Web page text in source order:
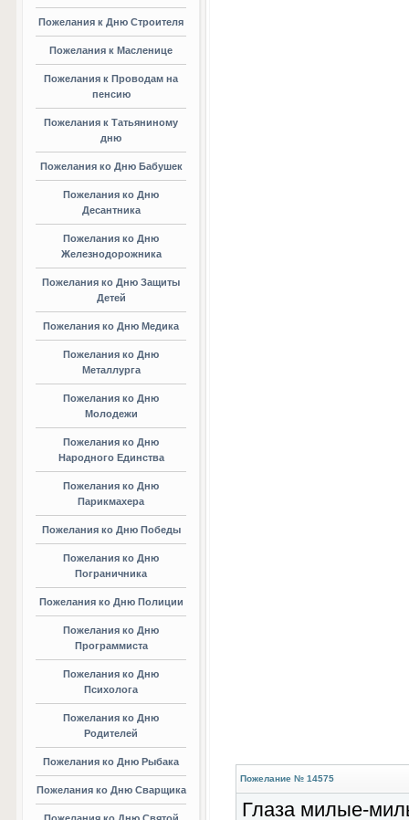
Пожелания к Дню Строителя
Пожелания к Масленице
Пожелания к Проводам на
пенсию
Пожелания к Татьяниному
дню
Пожелания ко Дню Бабушек
Пожелания ко Дню
Десантника
Пожелания ко Дню
Железнодорожника
Пожелания ко Дню Защиты
Детей
Пожелания ко Дню Медика
Пожелания ко Дню
Металлурга
Пожелания ко Дню
Молодежи
Пожелания ко Дню
Народного Единства
Пожелания ко Дню
Парикмахера
Пожелания ко Дню Победы
Пожелания ко Дню
Пограничника
Пожелания ко Дню Полиции
Пожелания ко Дню
Программиста
Пожелания ко Дню
Психолога
Пожелания ко Дню
Родителей
Пожелания ко Дню Рыбака
Пожелания ко Дню Сварщика
Пожелание № 14575
Глаза милые-